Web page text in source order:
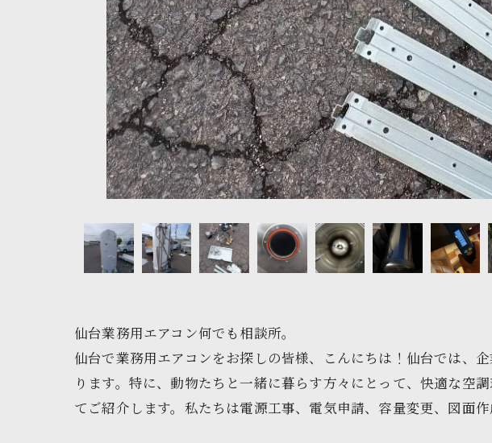
仙台業務用エアコン何でも相談所。
仙台で業務用エアコンをお探しの皆様、こんにちは！仙台では、
ります。特に、動物たちと一緒に暮らす方々にとって、快適な空
てご紹介します。私たちは電源工事、電気申請、容量変更、図面